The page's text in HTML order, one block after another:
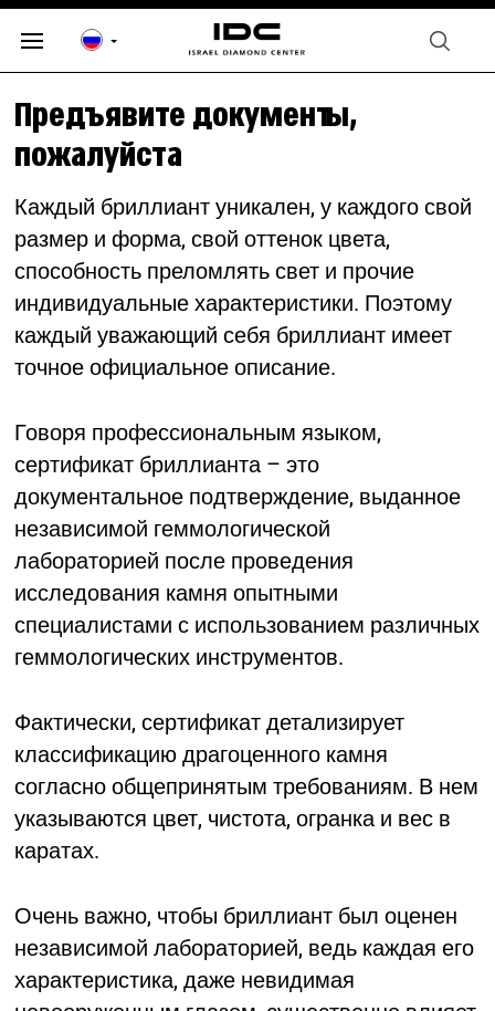
Предъявите документы,
пожалуйста
Каждый бриллиант уникален, у каждого свой
размер и форма, свой оттенок цвета,
способность преломлять свет и прочие
индивидуальные характеристики. Поэтому
каждый уважающий себя бриллиант имеет
точное официальное описание.
Говоря профессиональным языком,
сертификат бриллианта – это
документальное подтверждение, выданное
независимой геммологической
лабораторией после проведения
исследования камня опытными
специалистами с использованием различных
геммологических инструментов.
Фактически, сертификат детализирует
классификацию драгоценного камня
согласно общепринятым требованиям. В нем
указываются цвет, чистота, огранка и вес в
каратах.
Очень важно, чтобы бриллиант был оценен
независимой лабораторией, ведь каждая его
характеристика, даже невидимая